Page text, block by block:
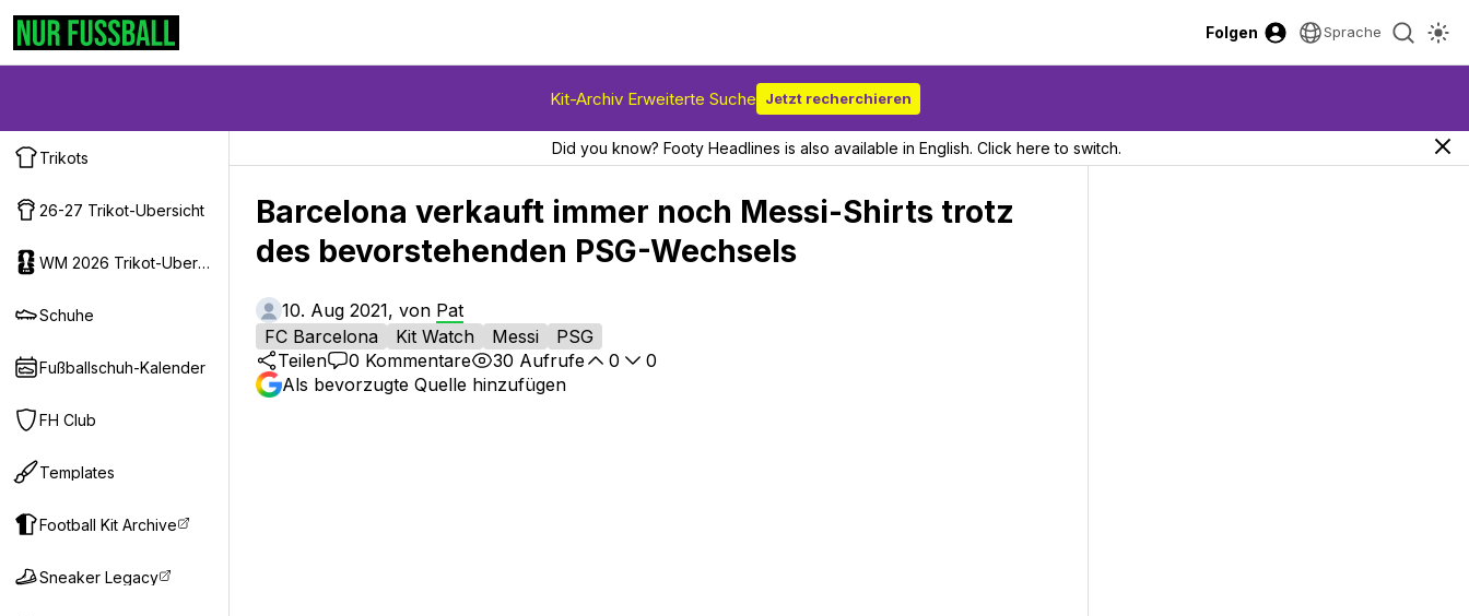
Folgen Sprache
Kit-Archiv Erweiterte Suche Jetzt recherchieren
Trikots
26-27 Trikot-Ubersicht
WM 2026 Trikot-Ubersicht
Schuhe
Fußballschuh-Kalender
FH Club
Templates
Football Kit Archive
Sneaker Legacy
Did you know? Footy Headlines is also available in English. Click here to switch.
Barcelona verkauft immer noch Messi-Shirts trotz
des bevorstehenden PSG-Wechsels
10. Aug 2021, von Pat
FC Barcelona
Kit Watch Messi
PSG
Teilen
0 Kommentare 30 Aufrufe 0
0
Als bevorzugte Quelle hinzufügen